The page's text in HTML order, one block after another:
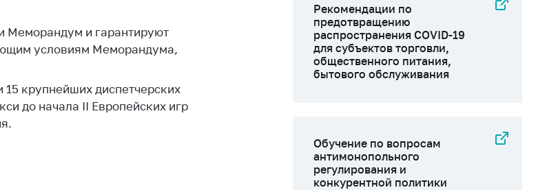
Меморандум и гарантируют
условиям Меморандума,
крупнейших диспетчерских
до начала II Европейских игр
Рекомендации по
предотвращению
распространения COVID-19
для субъектов торговли,
общественного питания,
бытового обслуживания
Обучение по вопросам
антимонопольного
регулирования и
конкурентной политики